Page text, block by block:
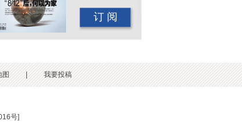
订 阅
图 我要投稿
号]